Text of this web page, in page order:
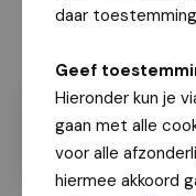
daar
Geef
Hieronder kun je
gaan met alle
voor alle
hiermee akkoord